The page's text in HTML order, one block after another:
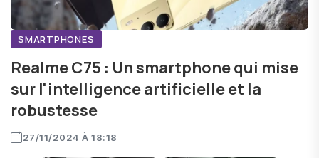
SMARTPHONES
Realme C75 : Un smartphone qui mise
sur l'intelligence artificielle et la
robustesse
27/11/2024 À 18:18